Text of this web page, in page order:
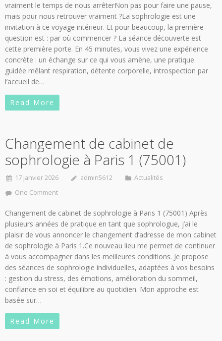
vraiment le temps de nous arrêterNon pas pour faire une pause,
mais pour nous retrouver vraiment ?La sophrologie est une
invitation à ce voyage intérieur. Et pour beaucoup, la première
question est : par où commencer ? La séance découverte est
cette première porte. En 45 minutes, vous vivez une expérience
concrète : un échange sur ce qui vous amène, une pratique
guidée mêlant respiration, détente corporelle, introspection par
l’accueil de…
Read More
Changement de cabinet de
sophrologie à Paris 1 (75001)
17 janvier 2026 admin5612
Actualités
One Comment
Changement de cabinet de sophrologie à Paris 1 (75001) Après
plusieurs années de pratique en tant que sophrologue, j’ai le
plaisir de vous annoncer le changement d’adresse de mon cabinet
de sophrologie à Paris 1.Ce nouveau lieu me permet de continuer
à vous accompagner dans les meilleures conditions. Je propose
des séances de sophrologie individuelles, adaptées à vos besoins
: gestion du stress, des émotions, amélioration du sommeil,
confiance en soi et équilibre au quotidien. Mon approche est
basée sur…
Read More